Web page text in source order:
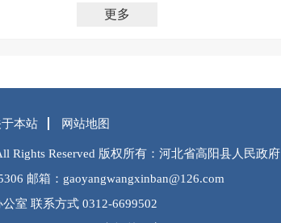
更多
于本站 网站地图
Reserved 版权所有：河北省高阳县人民政府
邮箱：gaoyangwangxinban@126.com
室 联系方式 0312-6699502